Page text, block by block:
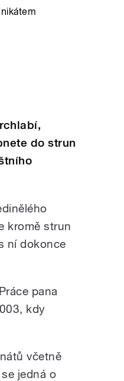
do strun
kromě strun
ní dokonce
pana
kdy
včetně
jedná o